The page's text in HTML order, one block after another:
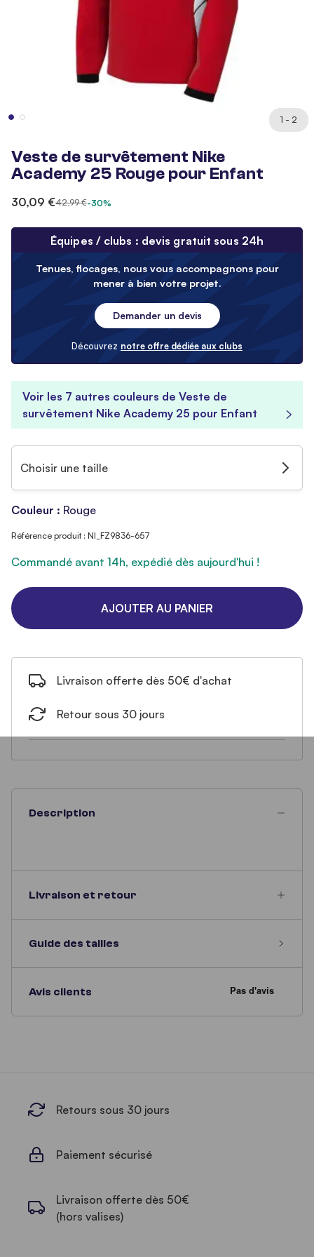
1 - 2
Veste de survêtement Nike
Academy 25 Rouge pour Enfant
30,09 €42,99 €-30%
Équipes / clubs : devis gratuit sous 24h
Tenues, flocages, nous vous accompagnons pour
mener à bien votre projet.
Demander un devis
Découvrez notre offre dédiée aux clubs
Voir les 7 autres couleurs de Veste de
survêtement Nike Academy 25 pour Enfant
Choisir une taille
Couleur : Rouge
Référence produit : NI_FZ9836-657
Commandé avant 14h, expédié dès aujourd'hui !
AJOUTER AU PANIER
Livraison offerte dès 50€ d'achat
Retour sous 30 jours
Description
Livraison et retour
Guide des tailles
Avis clients
Retours sous 30 jours
Paiement sécurisé
Livraison offerte dès 50€
(hors valises)